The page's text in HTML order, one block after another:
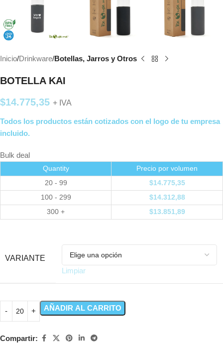
Inicio Drinkware Botellas, Jarros y Otros
BOTELLA KAI
$14.775,35 + IVA
Todos los productos están cotizados con el logo de tu empresa
incluido.
Bulk deal
Quantity
Precio por volumen
20 - 99
$14.775,35
100 - 299
$14.312,88
300 +
$13.851,89
VARIANTE
Limpiar
AÑADIR AL CARRITO
Compartir: